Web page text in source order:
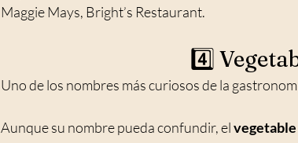
Maggie Mays, Bright’s Restaurant.
4️⃣
Uno de los nombres más curiosos de la
Aunque su nombre pueda confundir, el